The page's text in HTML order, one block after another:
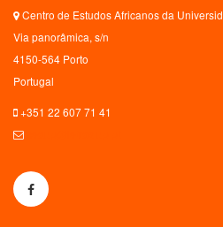
Centro de Estudos Africanos da
Via panorâmica, s/n
4150-564 Porto
Portugal
+351 22 607 71 41